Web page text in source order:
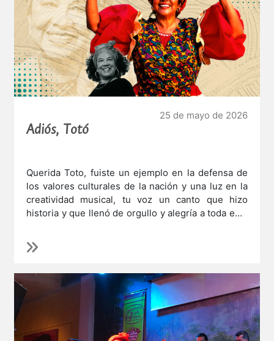
25 de mayo de 2026
Adiós, Totó
Querida Toto, fuiste un ejemplo en la defensa de
los valores culturales de la nación y una luz en la
creatividad musical, tu voz un canto que hizo
historia y que llenó de orgullo y alegría a toda esta
Te recordaremos siempre y seguiremos tu camino.
Para toda su familia nuestros más sentidos
Sigan contando con la familia de Galería Café Libro
por siempre.